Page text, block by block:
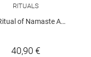
RITUALS
Namaste Ageless Firming Day Cream
40,90 €